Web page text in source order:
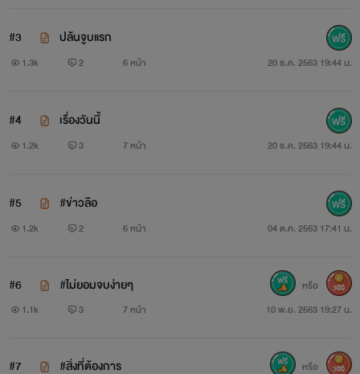
เจมส์ เขาเรียนมหาวิทยาลัยปีสุดท้าย และเขาคือ' เสือ' ที่ผู้
เขาเสียเลย
#3 ปล้นจูบแรก
1.3k 2 6 หน้า 20 ธ.ค. 2563 19:44 น.
#4 เรื่องวันนี้
1.2k 3 7 หน้า 20 ธ.ค. 2563 19:44 น.
#5 #ข่าวลือ
1.2k 2 6 หน้า 04 ต.ค. 2563 17:41 น.
#6 #ไม่ยอมจบง่ายๆ
1.1k 3 7 หน้า 10 พ.ย. 2563 19:27 น.
หรือ 300
#7 #สิ่งที่ต้องการ หรือ 300